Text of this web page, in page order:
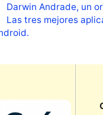
Darwin Andrade, un
Las tres mejores